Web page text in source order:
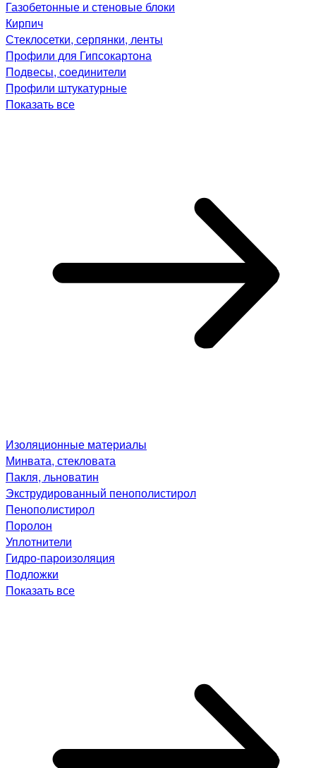
Газобетонные и стеновые блоки
Кирпич
Стеклосетки, серпянки, ленты
Профили для Гипсокартона
Подвесы, соединители
Профили штукатурные
Показать все
Изоляционные материалы
Минвата, стекловата
Пакля, льноватин
Экструдированный пенополистирол
Пенополистирол
Поролон
Уплотнители
Гидро-пароизоляция
Подложки
Показать все